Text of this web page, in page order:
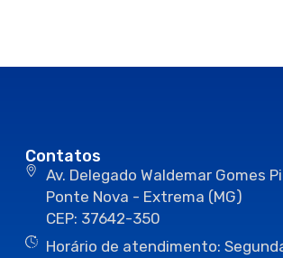
Contatos
Av. Delegado Waldemar Gomes
Ponte Nova - Extrema (MG)
CEP: 37642-350
Horário de atendimento: